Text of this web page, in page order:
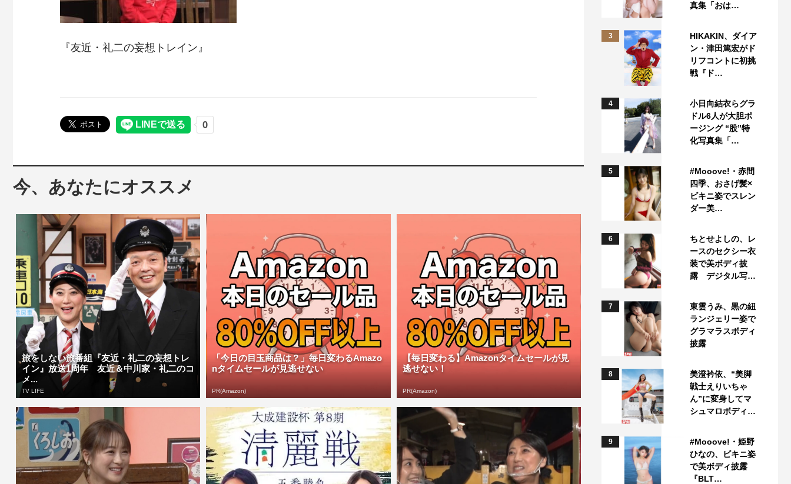
『友近・礼二の妄想トレイン』
今、あなたにオススメ
旅をしない旅番組『友近・礼二の妄想トレ
イン』放送1周年 友近＆中川家・礼二のコ
メ...
TV LIFE
「今日の目玉商品は？」毎日変わるAmazo
nタイムセールが見逃せない
PR(Amazon)
【毎日変わる】Amazonタイムセールが見
逃せない！
PR(Amazon)
真集「おは…
3
HIKAKIN、ダイア
ン・津田篤宏がド
リフコントに初挑
戦『ド…
4
小日向結衣らグラ
ドル6人が大胆ポ
ージング “股”特
化写真集「…
5
#Mooove!・赤間
四季、おさげ髪×
ビキニ姿でスレン
ダー美…
6
ちとせよしの、レ
ースのセクシー衣
装で美ボディ披
露 デジタル写…
7
東雲うみ、黒の紐
ランジェリー姿で
グラマラスボディ
披露
8
美澄衿依、“美脚
戦士えりいちゃ
ん”に変身してマ
シュマロボディ…
9
#Mooove!・姫野
ひなの、ビキニ姿
で美ボディ披露
『BLT…